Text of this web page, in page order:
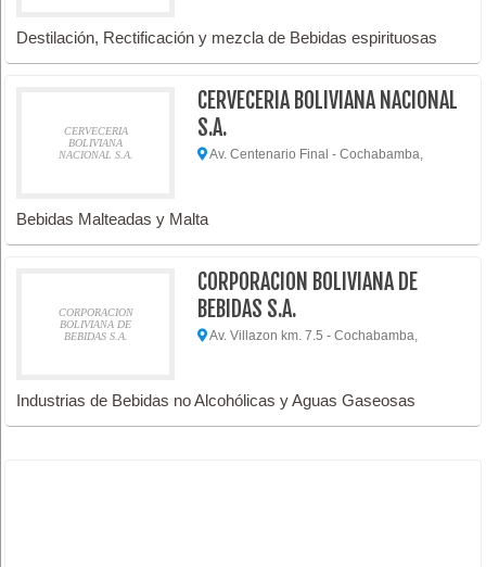
Destilación, Rectificación y mezcla de Bebidas espirituosas
CERVECERIA
BOLIVIANA
NACIONAL S.A.
CERVECERIA BOLIVIANA NACIONAL
S.A.
Av. Centenario Final - Cochabamba,
Bebidas Malteadas y Malta
CORPORACION
BOLIVIANA DE
BEBIDAS S.A.
CORPORACION BOLIVIANA DE
BEBIDAS S.A.
Av. Villazon km. 7.5 - Cochabamba,
Industrias de Bebidas no Alcohólicas y Aguas Gaseosas